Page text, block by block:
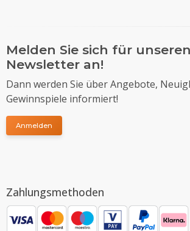
Melden Sie sich für unseren
Newsletter an!
Dann werden Sie über Angebote,
Gewinnspiele informiert!
Anmelden
Zahlungsmethoden